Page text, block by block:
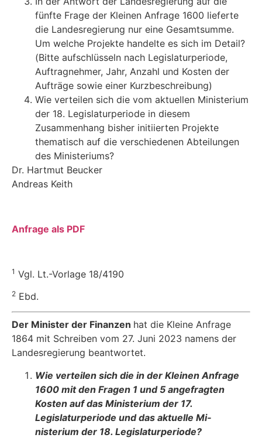
fünfte Frage der Kleinen Anfrage 1600 lieferte
die Landesregierung nur eine Gesamtsumme.
Um welche Projekte handelte es sich im Detail?
(Bitte aufschlüsseln nach Legislaturperiode,
Auftragnehmer, Jahr, Anzahl und Kosten der
Aufträge sowie einer Kurzbeschreibung)
Wie verteilen sich die vom aktuellen Ministerium
der 18. Legislaturperiode in diesem
Zusammenhang bisher initiierten Projekte
thematisch auf die verschiedenen Abteilungen
des Ministeriums?
Dr. Hartmut Beucker
Andreas Keith
Anfrage als PDF
1 Vgl. Lt.-Vorlage 18/4190
2 Ebd.
Der Minister der Finanzen hat die Kleine Anfrage
1864 mit Schreiben vom 27. Juni 2023 namens der
Landesregierung beantwortet.
Wie verteilen sich die in der Kleinen Anfrage
1600 mit den Fragen 1 und 5 ange­fragten
Kosten auf das Ministerium der 17.
Legislaturperiode und das aktuelle Mi­
nisterium der 18. Legislaturperiode?